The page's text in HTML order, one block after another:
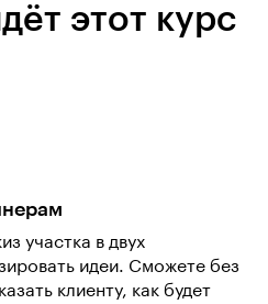
этот курс
участка в двух
идеи. Сможете без
клиенту, как будет